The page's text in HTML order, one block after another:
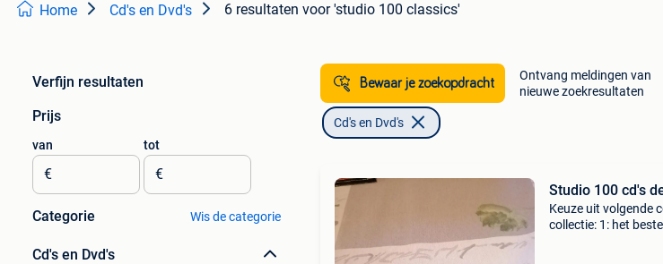
Home Cd's en Dvd's 6 resultaten voor 'studio 100 classics'
Verfijn resultaten
Prijs
van
€
tot
€
Categorie Wis de categorie
Cd's en Dvd's
Bewaar je zoekopdracht
Ontvang meldingen van
nieuwe zoekresultaten
Cd's en Dvd's
Studio 100 cd's
Keuze uit volgende
collectie: 1: het